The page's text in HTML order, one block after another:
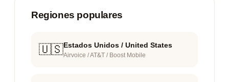
Regiones populares
🇺🇸Estados Unidos / United States
Airvoice / AT&T / Boost Mobile